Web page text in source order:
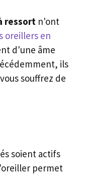
ressort n'ont
oreillers en
d'une âme
ils
souffrez de
soient actifs
permet